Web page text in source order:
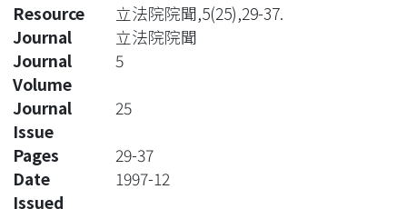
Resource
立法院院聞,5(25),29-37.
Journal
立法院院聞
Journal
Volume
5
Journal
Issue
25
Pages
29-37
Date
Issued
1997-12